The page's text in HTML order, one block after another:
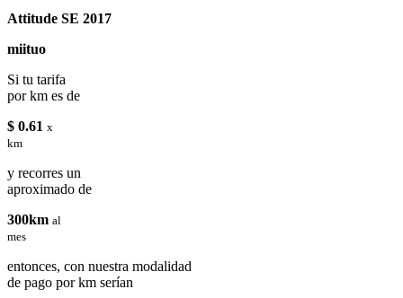
Attitude SE 2017
miituo
Si tu tarifa
por km es de
$ 0.61 x
km
y recorres un
aproximado de
300km al
mes
entonces, con nuestra modalidad
de pago por km serían